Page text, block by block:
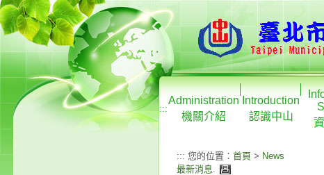
:::
Administration
機關介紹
Introduction
認識中山
::: 您的位置： 首頁 > News
最新消息.